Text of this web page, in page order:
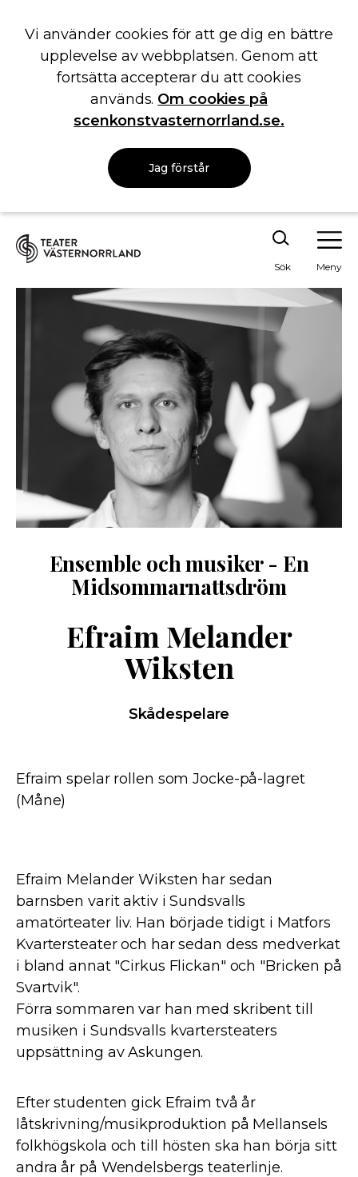
Vi använder cookies för att ge dig en bättre
upplevelse av webbplatsen. Genom att
fortsätta accepterar du att cookies
används. Om cookies på
scenkonstvasternorrland.se.
Jag förstår
Sök Meny
Ensemble och musiker - En
Midsommarnattsdröm
Efraim Melander
Wiksten
Skådespelare
Efraim spelar rollen som Jocke-på-lagret
(Måne)
Efraim Melander Wiksten har sedan
barnsben varit aktiv i Sundsvalls
amatörteater liv. Han började tidigt i Matfors
Kvartersteater och har sedan dess medverkat
i bland annat "Cirkus Flickan" och "Bricken på
Svartvik".
Förra sommaren var han med skribent till
musiken i Sundsvalls kvartersteaters
uppsättning av Askungen.
Efter studenten gick Efraim två år
låtskrivning/musikproduktion på Mellansels
folkhögskola och till hösten ska han börja sitt
andra år på Wendelsbergs teaterlinje.